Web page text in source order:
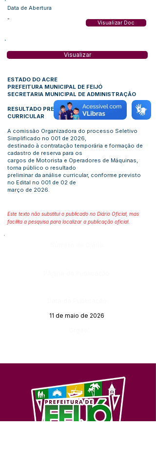
Data de Abertura
-
Visualizar Doc
Visualizar
ESTADO DO ACRE
PREFEITURA MUNICIPAL DE FEIJÓ
SECRETARIA MUNICIPAL DE ADMINISTRAÇÃO
RESULTADO PRELIMINAR DA ANÁLISE
CURRICULAR
A comissão Organizadora do processo Seletivo
Simplificado no 001 de 2026,
destinado à contratação temporária e formação de
cadastro de reserva para os
cargos de Motorista e Operadores de Máquinas,
torna público o resultado
preliminar da análise curricular, conforme previsto
no Edital no 001 de 02 de
março de 2026.
Este texto não substitui o publicado no Diário Oficial, mas
facilita a pesquisa para localizar a publicação oficial.
11 de maio de 2026